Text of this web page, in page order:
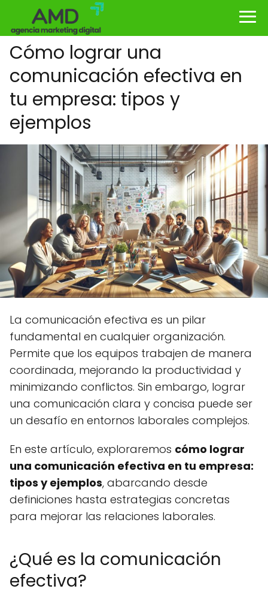
Cómo lograr una
comunicación efectiva en
tu empresa: tipos y
ejemplos
La comunicación efectiva es un pilar
fundamental en cualquier organización.
Permite que los equipos trabajen de manera
coordinada, mejorando la productividad y
minimizando conflictos. Sin embargo, lograr
una comunicación clara y concisa puede ser
un desafío en entornos laborales complejos.
En este artículo, exploraremos cómo lograr
una comunicación efectiva en tu empresa:
tipos y ejemplos, abarcando desde
definiciones hasta estrategias concretas
para mejorar las relaciones laborales.
¿Qué es la comunicación
efectiva?